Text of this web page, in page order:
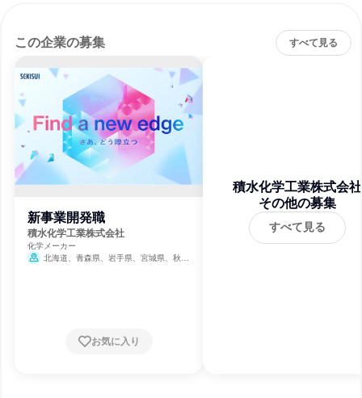
この企業の募集 すべて見る
新事業開発職
積水化学工業株式会社
化学メーカー
北海道、青森県、岩手県、宮城県、秋田
山口県、徳島県、香川県、愛媛県、高知県、
お気に入り
積水化学工業株式会社
その他の募集
すべて見る